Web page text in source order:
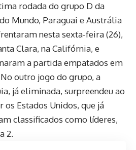
rodada do grupo D da
Mundo, Paraguai e Austrália
nesta sexta-feira (26),
Clara, na Califórnia, e
a partida empatados em
outro jogo do grupo, a
já eliminada, surpreendeu ao
os Estados Unidos, que já
classificados como líderes,
2.